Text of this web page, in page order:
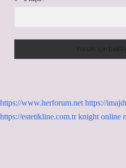
https://www.herforum.net https://
https://estetikline.com.tr knight online